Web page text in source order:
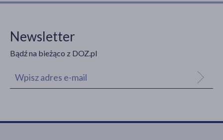
Newsletter
Bądź na bieżąco z DOZ.pl